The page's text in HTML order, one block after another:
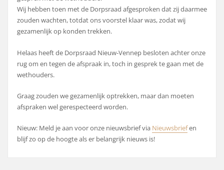
Wij hebben toen met de Dorpsraad afgesproken dat zij daarmee
zouden wachten, totdat ons voorstel klaar was, zodat wij
gezamenlijk op konden trekken.
Helaas heeft de Dorpsraad Nieuw-Vennep besloten achter onze
rug om en tegen de afspraak in, toch in gesprek te gaan met de
wethouders.
Graag zouden we gezamenlijk optrekken, maar dan moeten
afspraken wel gerespecteerd worden.
Nieuw: Meld je aan voor onze nieuwsbrief via Nieuwsbriefen
blijf zo op de hoogte als er belangrijk nieuws is!